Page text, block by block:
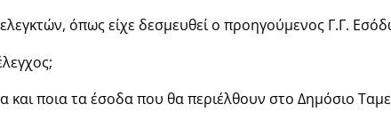
όπως είχε δεσμευθεί ο προηγούμενος Γ.Γ.
και ποια τα έσοδα που θα περιέλθουν στο Δημόσιο